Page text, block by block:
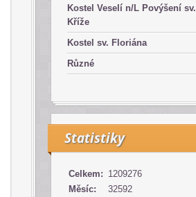
Kostel Veselí n/L Povýšení sv.
Kříže
Kostel sv. Floriána
Různé
Statistiky
Celkem: 1209276
Měsíc:
32592